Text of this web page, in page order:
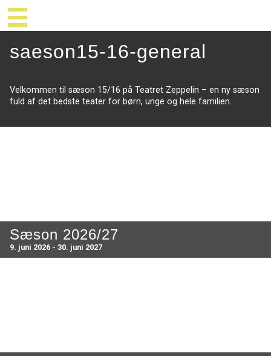
saeson15-16-general
Velkommen til sæson 15/16 på Teatret Zeppelin – en ny sæson
fuld af det bedste teater for børn, unge og hele familien.
Sæson 2026/27
9. juni 2026 - 30. juni 2027